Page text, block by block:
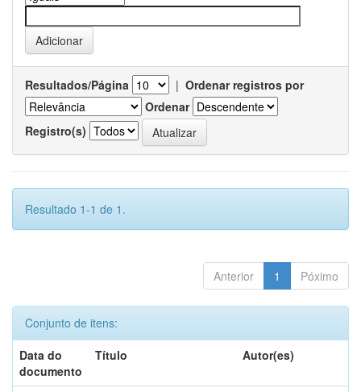
Resultados/Página | Ordenar registros por
Ordenar
Registro(s)
Resultado 1-1 de 1.
Anterior 1 Póximo
Conjunto de itens:
Data do
documento
Título Autor(es)